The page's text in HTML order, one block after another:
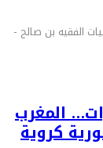
الفقيه بن صالح -
المغرب
كروية